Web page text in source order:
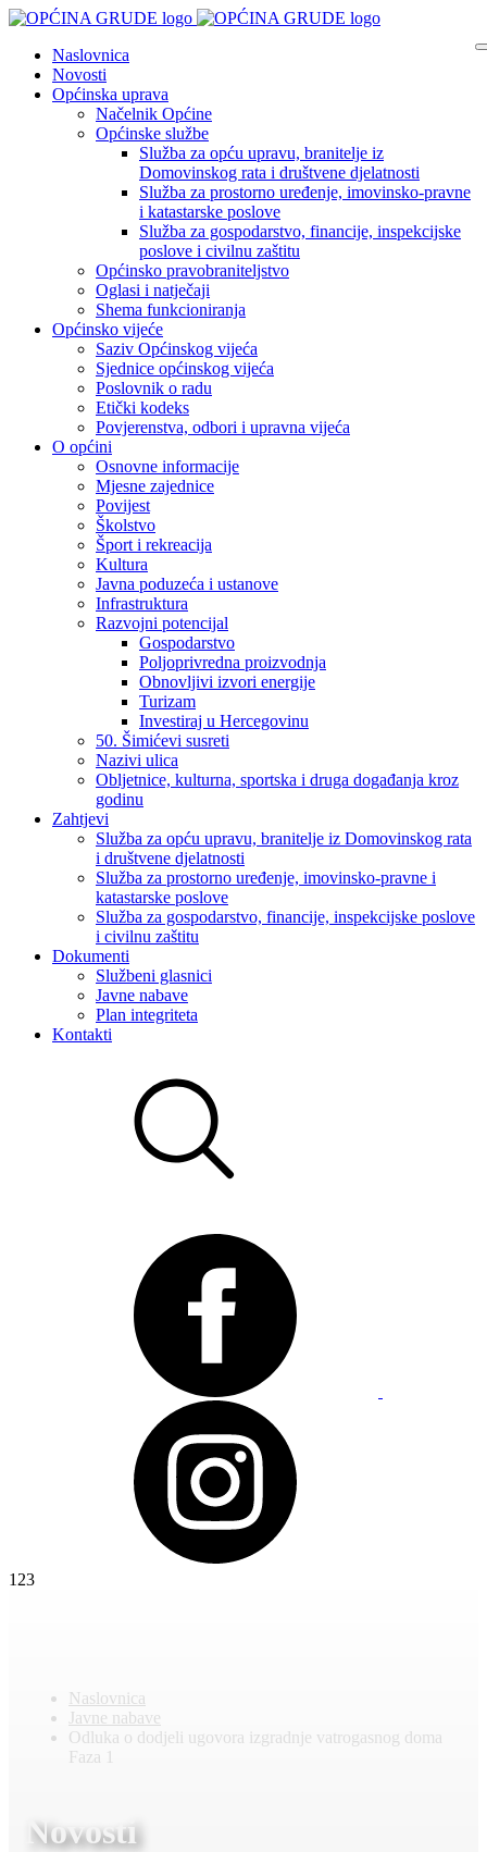
Naslovnica
Novosti
Općinska uprava
Načelnik Općine
Općinske službe
Služba za opću upravu, branitelje iz
Domovinskog rata i društvene djelatnosti
Služba za prostorno uređenje, imovinsko-pravne
i katastarske poslove
Služba za gospodarstvo, financije, inspekcijske
poslove i civilnu zaštitu
Općinsko pravobraniteljstvo
Oglasi i natječaji
Shema funkcioniranja
Općinsko vijeće
Saziv Općinskog vijeća
Sjednice općinskog vijeća
Poslovnik o radu
Etički kodeks
Povjerenstva, odbori i upravna vijeća
O općini
Osnovne informacije
Mjesne zajednice
Povijest
Školstvo
Šport i rekreacija
Kultura
Javna poduzeća i ustanove
Infrastruktura
Razvojni potencijal
Gospodarstvo
Poljoprivredna proizvodnja
Obnovljivi izvori energije
Turizam
Investiraj u Hercegovinu
50. Šimićevi susreti
Nazivi ulica
Obljetnice, kulturna, sportska i druga događanja kroz
godinu
Zahtjevi
Služba za opću upravu, branitelje iz Domovinskog rata
i društvene djelatnosti
Služba za prostorno uređenje, imovinsko-pravne i
katastarske poslove
Služba za gospodarstvo, financije, inspekcijske poslove
i civilnu zaštitu
Dokumenti
Službeni glasnici
Javne nabave
Plan integriteta
Kontakti
123
Naslovnica
Javne nabave
Odluka o dodjeli ugovora izgradnje vatrogasnog doma
Faza 1
Novosti